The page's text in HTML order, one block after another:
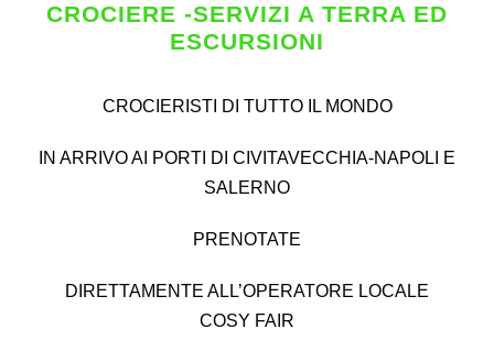
CROCIERE -SERVIZI A TERRA ED
ESCURSIONI
CROCIERISTI DI TUTTO IL MONDO
IN ARRIVO AI PORTI DI CIVITAVECCHIA-NAPOLI E
SALERNO
PRENOTATE
DIRETTAMENTE ALL’OPERATORE LOCALE
COSY FAIR